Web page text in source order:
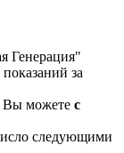
за
Вы можете с
следующими